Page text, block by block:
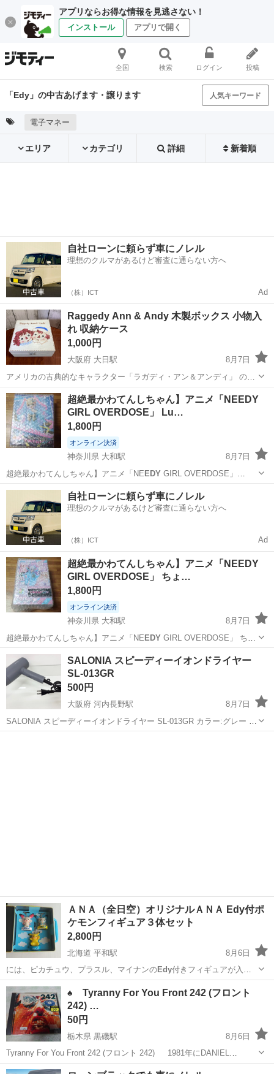
アプリならお得な情報を見逃さない！
インストール アプリで開く
全国 検索 ログイン 投稿
「Edy」の中古あげます・譲ります 人気キーワード
電子マネー
エリア カテゴリ 詳細 新着順
自社ローンに頼らず車にノレル
理想のクルマがあるけど審査に通らない方へ
（株）ICT Ad
Raggedy Ann & Andy 木製ボックス 小物入
れ 収納ケース
1,000円
大阪府 大日駅
8月7日
アメリカの古典的なキャラクター「ラガディ・アン＆アンディ」 の手
描きのイラスト（トールペイント） が施された、カントリー調の木製
収納ボックス（木箱） です。 手作りの温かみがあるカントリー雑貨
として、インテリアのアクセン...
大阪 守口市 大日駅 インテリア雑貨/小物
超絶最かわてんしちゃん】アニメ「NEEDY
GIRL OVERDOSE」 Lu…
1,800円
オンライン決済
神奈川県 大和駅
8月7日
超絶最かわてんしちゃん】アニメ「NE EDYGIRL OVERDOSE」
Luminasta オンラインクレーンゲームで獲得したプライズ品になりま
て...
神奈川 大和市 大和駅 フィギュア
自社ローンに頼らず車にノレル
理想のクルマがあるけど審査に通らない方へ
（株）ICT Ad
超絶最かわてんしちゃん】アニメ「NEEDY
GIRL OVERDOSE」 ちょ…
1,800円
オンライン決済
神奈川県 大和駅
8月7日
超絶最かわてんしちゃん】アニメ「NEEDYGIRL OVERDOSE」 ちょ
このせ [PM]フィギュア“超絶最かわてんしちゃん” オンラインクレーン
ゲームで獲得したプライズ品になります。 新品、未開封品です。 よろ
し...
神奈川 大和市 フィギュア
SALONIA スピーディーイオンドライヤー
SL-013GR
500円
大阪府 河内長野駅
8月7日
SALONIA スピーディーイオンドライヤー SL-013GR カラー:グレー 折
りたたみ可能なコンパクト設計で、大風量による速乾性を備えたイオ
ＡＮＡ（全日空）オリジナルＡＮＡ Edy付ポ
ケモンフィギュア３体セット
2,800円
北海道 平和駅
8月6日
には、ピカチュウ、プラスル、マイナンのEdy付きフィギュアが入っ
ています。 とても…
北海道 札幌市
♠ Tyranny For You Front 242 (フロント
242) …
50円
栃木県 黒磯駅
8月6日
Tyranny For You Front 242 (フロント 242) 1981年にDANIEL
BRESSANUTTIとDIRK BERGENを中心に結成され、 エレクトロニッ
栃木 那須郡 黒磯駅 本/CD/DVD インダストリアル